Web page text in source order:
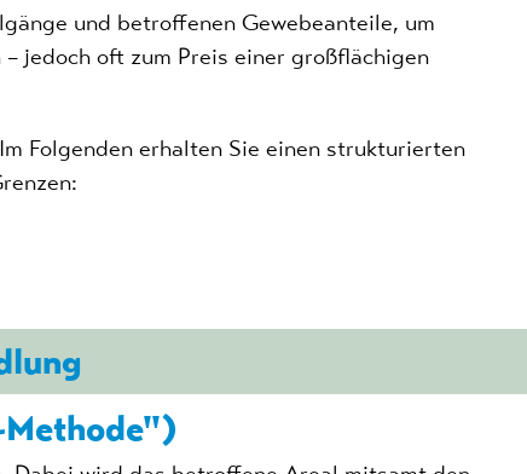
und betroffenen Gewebeanteile, um
jedoch oft zum Preis einer großflächigen
Folgenden erhalten Sie einen strukturierten